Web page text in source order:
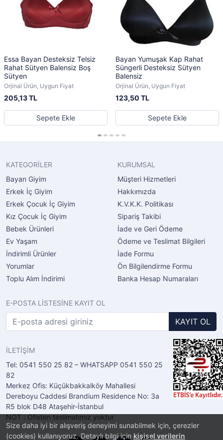
Size daha iyi bir alışveriş deneyimi sunabilmek için, çerezler
(cookies) kullanıyoruz. Detaylı bilgi için kişisel verilerin
Essa Bayan Desteksiz Telsiz
Rahat Sütyen Balensiz Boş
Sütyen
Orjinal Ürün, Uygun Fiyat
205,13 TL
Sepete Ekle
Bayan Yumuşak Kap Rahat
Süngerli Desteksiz Sütyen
Balensiz
Orjinal Ürün, Uygun Fiyat
123,50 TL
Sepete Ekle
KATEGORİLER
Bayan Giyim
Erkek İç Giyim
Erkek Çocuk İç Giyim
Kız Çocuk İç Giyim
Bebek Ürünleri
Ev Yaşam
İndirimli Ürünler
Yorumlar
Toplu Alım İndirimi
KURUMSAL
Müşteri Hizmetleri
Hakkımızda
K.V.K.K. Politikası
Sipariş Takibi
İade ve Geri Ödeme
Ödeme ve Teslimat Bilgileri
İade Formu
Ön Bilgilendirme Formu
Banka Hesap Numaraları
E-POSTA LİSTESİNE KAYIT OL
KAYIT OL
İLETİŞİM
Tel: 0541 550 25 82 – WHATSAPP 0541 550 25
82
Merkez Ofis: Küçükbakkalköy Mahallesi
Dereboyu Caddesi Brandium Residence No: 3a
R5 blok D48 Ataşehir-İstanbul
NOT : Ofisten teslimatımız yoktur